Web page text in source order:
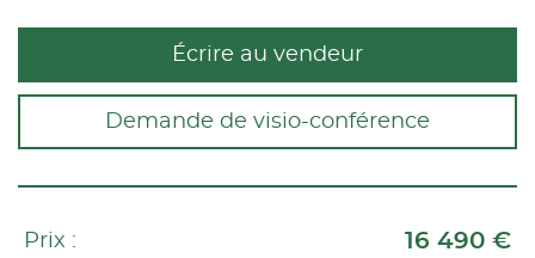
Écrire au vendeur
Demande de visio-conférence
Prix : 16 490 €